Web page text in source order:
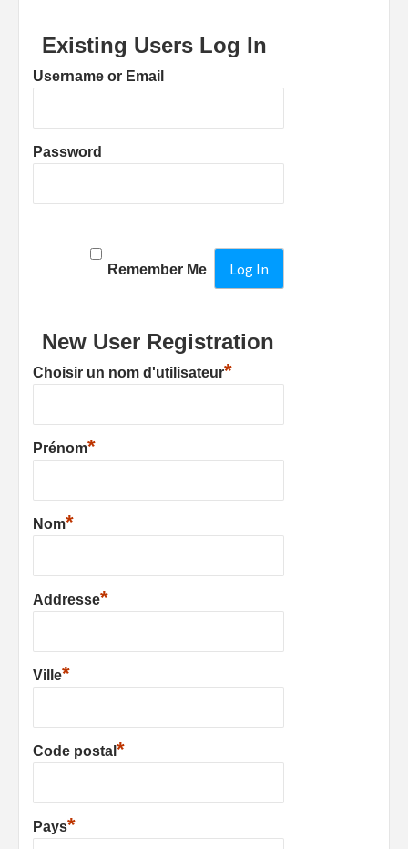
Existing Users Log In
Username or Email
Password
Remember Me
New User Registration
Choisir un nom d'utilisateur*
Prénom*
Nom*
Addresse*
Ville*
Code postal *
Pays*